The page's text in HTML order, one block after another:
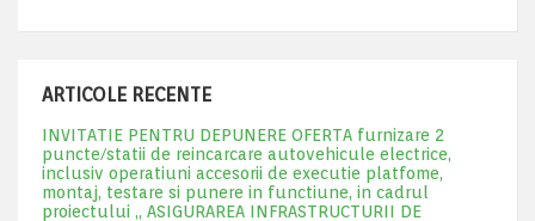
ARTICOLE RECENTE
INVITATIE PENTRU DEPUNERE OFERTA furnizare 2
puncte/statii de reincarcare autovehicule electrice,
inclusiv operatiuni accesorii de executie platfome,
montaj, testare si punere in functiune, in cadrul
proiectului „ ASIGURAREA INFRASTRUCTURII DE